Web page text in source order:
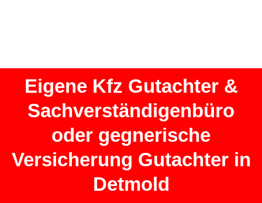
Eigene Kfz Gutachter &
Sachverständigenbüro
oder gegnerische
Versicherung Gutachter in
Detmold